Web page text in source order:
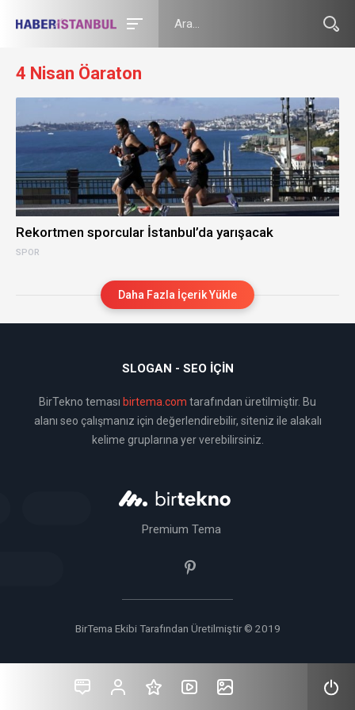
4 Nisan Öaraton
SPOR
Rekortmen sporcular İstanbul’da yarışacak
Daha Fazla İçerik Yükle
SLOGAN - SEO İÇIN
BirTekno teması birtema.com tarafından üretilmiştir. Bu
alanı seo çalışmanız için değerlendirebilir, siteniz ile alakalı
kelime gruplarına yer verebilirsiniz.
Premium Tema
BirTema Ekibi Tarafından Üretilmiştir © 2019